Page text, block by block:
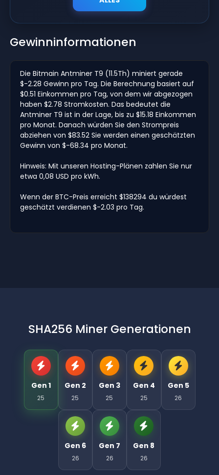
Gewinninformationen
Die Bitmain Antminer T9 (11.5Th) miniert gerade
$-2.28 Gewinn pro Tag. Die Berechnung basiert auf
$0.51 Einkommen pro Tag, von dem wir abgezogen
haben $2.78 Stromkosten. Das bedeutet die
Antminer T9 ist in der Lage, bis zu $15.18 Einkommen
pro Monat. Danach würden Sie den Strompreis
abziehen von $83.52 Sie werden einen geschätzten
Gewinn von $-68.34 pro Monat.
Hinweis: Mit unseren Hosting-Plänen zahlen Sie nur
etwa 0,08 USD pro kWh.
Wenn der BTC-Preis erreicht $138294 du würdest
geschätzt verdienen $-2.03 pro Tag.
SHA256 Miner Generationen
Gen 1
25
Gen 2
25
Gen 3
25
Gen 4
25
Gen 5
26
Gen 6
26
Gen 7
26
Gen 8
26